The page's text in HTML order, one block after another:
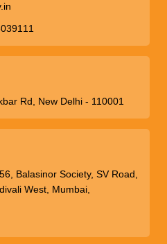
Rd, New Delhi - 110001
Balasinor Society, SV Road,
West, Mumbai,